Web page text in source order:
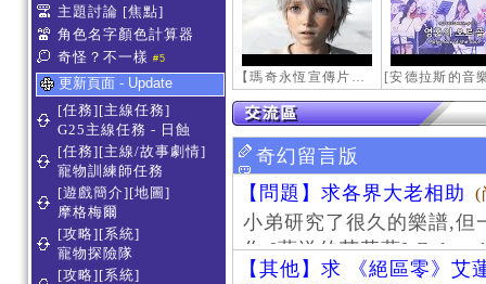
主題討論 [焦點]
角色名字顏色計算器
奇怪？不一樣 #5
更新頁面 - Update
[任務][主線任務]
G25主線任務 - 日蝕
[任務][主線/故事劇情]
寵物訓練師任務
[遊戲簡介][地圖]
摩格梅爾
[攻略][系統]
寵物探險隊
[攻略][系統]
【瑪奇永恆宣傳片】最初的感動
奇幻留言版
【問題】求各界大老相助
(
小弟研究了很久的樂譜,但
作 [葬送的芙莉蓮]-
【其他】求 《絕區零》艾